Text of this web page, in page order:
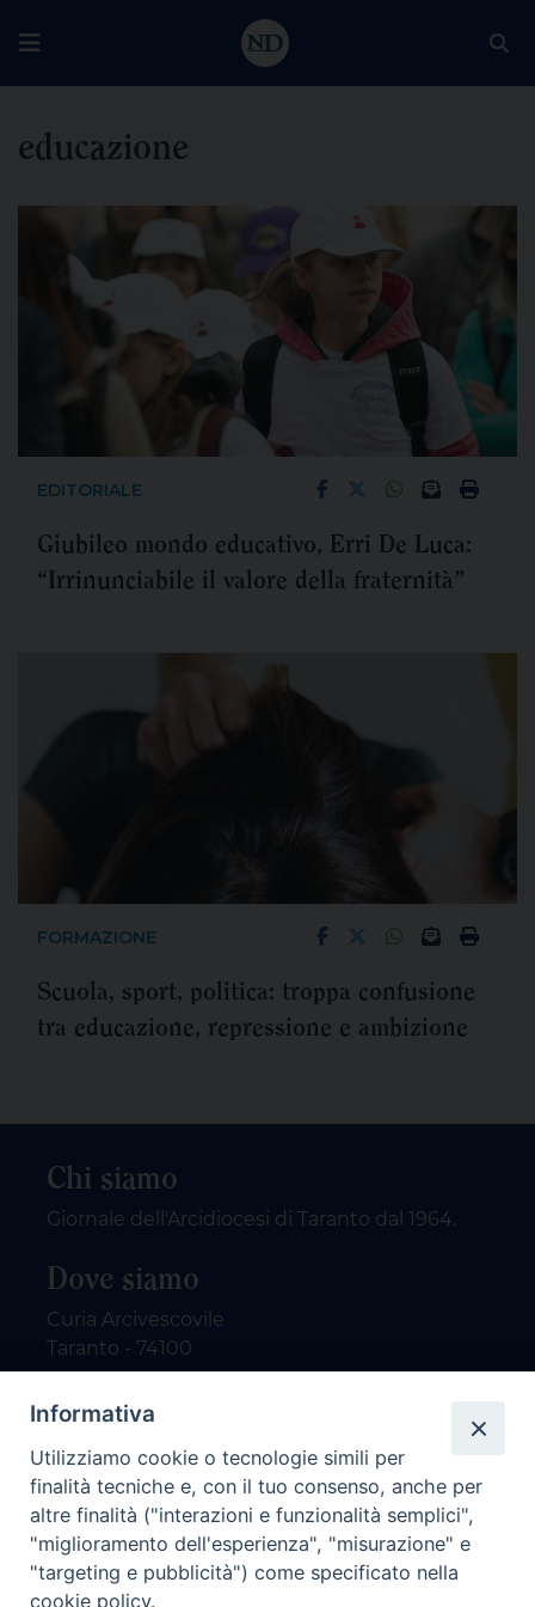
educazione
EDITORIALE
Giubileo mondo educativo, Erri De Luca:
“Irrinunciabile il valore della fraternità”
FORMAZIONE
Scuola, sport, politica: troppa confusione
tra educazione, repressione e ambizione
Chi siamo
Giornale dell'Arcidiocesi di Taranto dal 1964.
Dove siamo
Curia Arcivescovile
Taranto - 74100
Contatti
email: redazione@nuovodialogo.com
marketing@nuovodialogo.com
tel: 0994525780
tel 2:
Informativa
Utilizziamo cookie o tecnologie simili per
finalità tecniche e, con il tuo consenso, anche per
altre finalità ("interazioni e funzionalità semplici",
"miglioramento dell'esperienza", "misurazione" e
"targeting e pubblicità") come specificato nella
cookie policy.